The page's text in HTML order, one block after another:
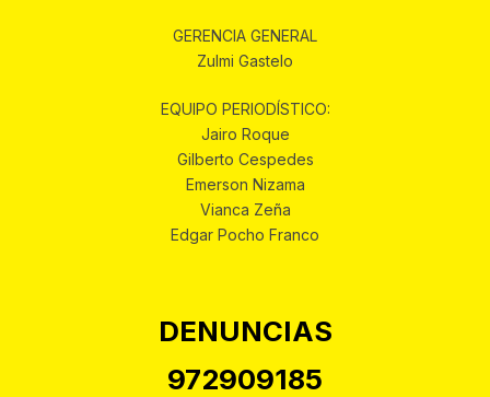
GERENCIA GENERAL
Zulmi Gastelo
EQUIPO PERIODÍSTICO:
Jairo Roque
Gilberto Cespedes
Emerson Nizama
Vianca Zeña
Edgar Pocho Franco
DENUNCIAS
972909185